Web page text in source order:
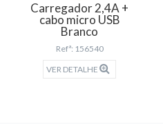
Carregador 2,4A +
cabo micro USB
Branco
Refª: 156540
VER DETALHE